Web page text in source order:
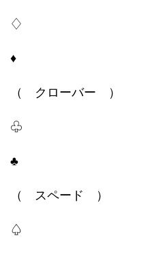
♢
♦
（ クローバー ）
♧
♣
（ スペード ）
♤